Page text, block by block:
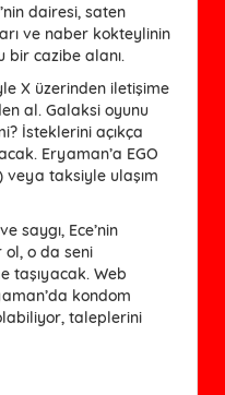
dairesi, saten
ve naber kokteylinin
cazibe alanı.
X üzerinden iletişime
al. Galaksi oyunu
İsteklerini açıkça
Eryaman’a EGO
veya taksiyle ulaşım
saygı, Ece’nin
ol, o da seni
taşıyacak. Web
kondom
taleplerini